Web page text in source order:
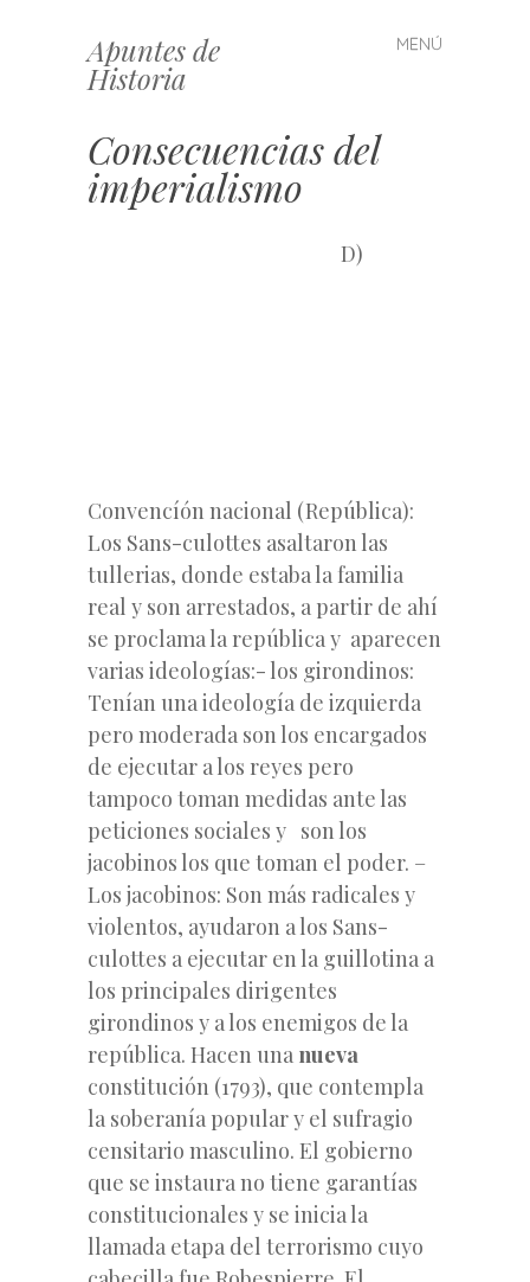
Apuntes de
Historia
MENÚ
Saltar
al
Consecuencias del
imperialismo
D)
Convencíón nacional (República):
Los Sans-culottes asaltaron las
tullerias, donde estaba la familia
real y son arrestados, a partir de ahí
se proclama la república y aparecen
varias ideologías:- los girondinos:
Tenían una ideología de izquierda
pero moderada son los encargados
de ejecutar a los reyes pero
tampoco toman medidas ante las
peticiones sociales y son los
jacobinos los que toman el poder. –
Los jacobinos: Son más radicales y
violentos, ayudaron a los Sans-
culottes a ejecutar en la guillotina a
los principales dirigentes
girondinos y a los enemigos de la
república. Hacen una nueva
constitución (1793), que contempla
la soberanía popular y el sufragio
censitario masculino. El gobierno
que se instaura no tiene garantías
constitucionales y se inicia la
llamada etapa del terrorismo cuyo